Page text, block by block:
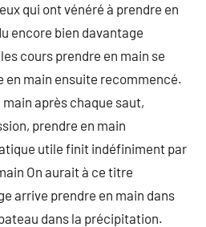
qui ont vénéré à prendre en
encore bien davantage
cours prendre en main se
en main ensuite recommencé.
après chaque saut,
prendre en main
utile finit indéfiniment par
On aurait à ce titre
arrive prendre en main dans
dans la précipitation.